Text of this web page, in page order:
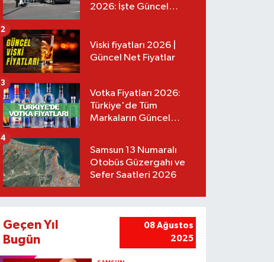
2026: İşte Güncel
Viski fiyatları 2026 |
Güncel Net Fiyatlar
2
Votka Fiyatları 2026:
Türkiye'de Tüm
Markaların Güncel
3
Samsun 13 Numaralı
Otobüs Güzergahı ve
Sefer Saatleri 2026
4
Geçen Yıl
Bugün
08 Ağustos
2025